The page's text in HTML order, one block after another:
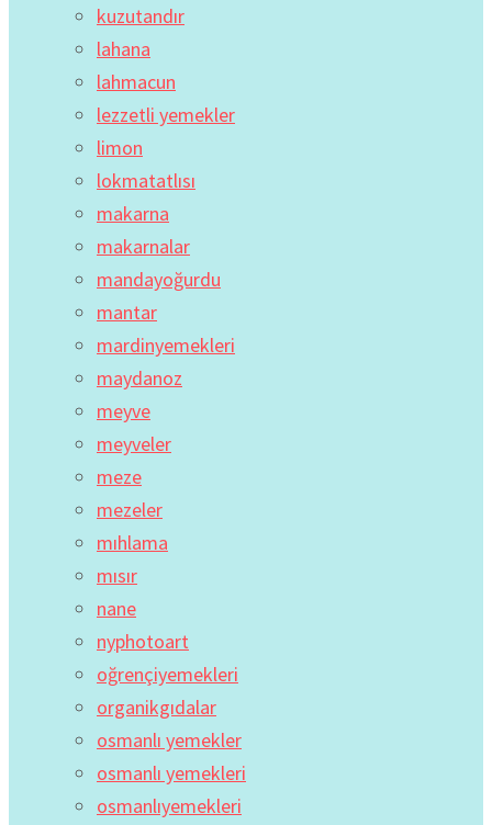
kuzutandır
lahana
lahmacun
lezzetli yemekler
limon
lokmatatlısı
makarna
makarnalar
mandayoğurdu
mantar
mardinyemekleri
maydanoz
meyve
meyveler
meze
mezeler
mıhlama
mısır
nane
nyphotoart
oğrençiyemekleri
organikgıdalar
osmanlı yemekler
osmanlı yemekleri
osmanlıyemekleri